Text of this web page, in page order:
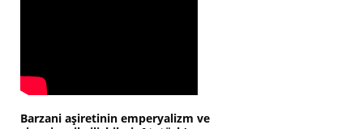
Barzani aşiretinin emperyalizm ve